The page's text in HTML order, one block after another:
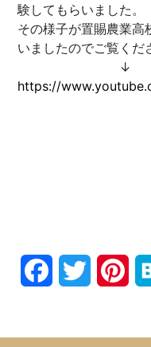
験してもらいました。
その様子が置賜農業
いましたのでご覧くだ
↓
https://
FacebookTwitter